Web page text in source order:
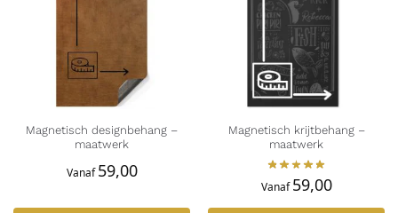
Magnetisch designbehang –
maatwerk
Vanaf 59,00
Magnetisch krijtbehang –
maatwerk
Vanaf 59,00